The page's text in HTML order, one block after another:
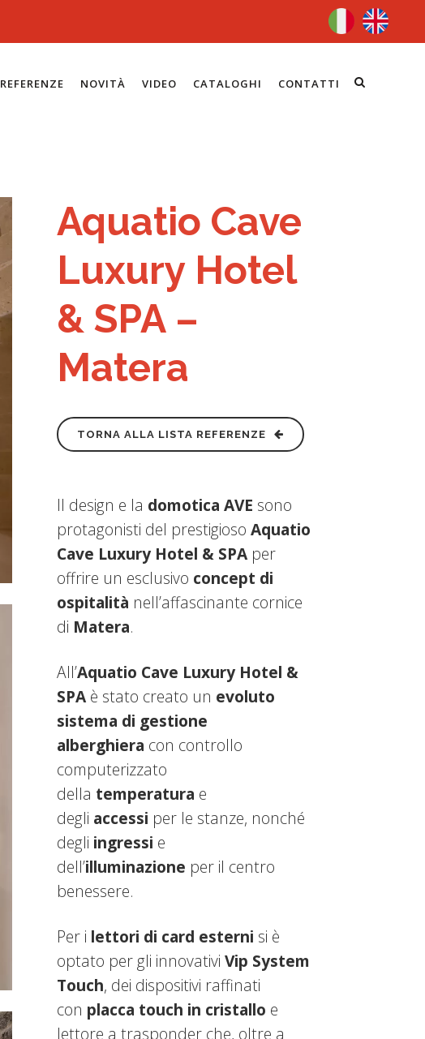
REFERENZE NOVITÀ VIDEO CATALOGHI CONTATTI
Aquatio Cave
Luxury Hotel
& SPA –
Matera
TORNA ALLA LISTA REFERENZE
Il design e la domotica AVE sono
protagonisti del prestigiosoAquatio
Cave Luxury Hotel & SPA per
offrire un esclusivo concept di
ospitalità nell’affascinante cornice
di Matera.
All’Aquatio Cave Luxury Hotel &
SPA è stato creato un evoluto
sistema di gestione
alberghiera con controllo
computerizzato
della temperatura e
degli accessi per le stanze, nonché
degli ingressi e
dell’illuminazione per il centro
benessere.
Per i lettori di card esterni si è
optato per gli innovativiVip System
Touch, dei dispositivi raffinati
con placca touch in cristallo e
lettore a trasponder che, oltre a